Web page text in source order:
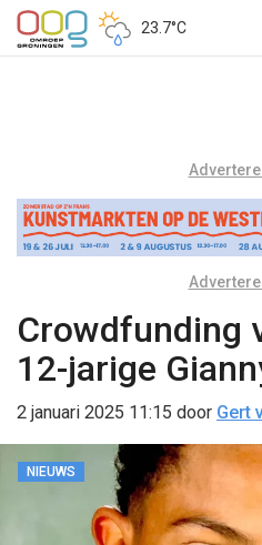
23.7°C
Crowdfunding
12-jarige
2 januari 2025 11:15 door Gert
NIEUWS